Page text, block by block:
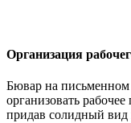
Организация
Бювар на письменном
организовать
придав солидный